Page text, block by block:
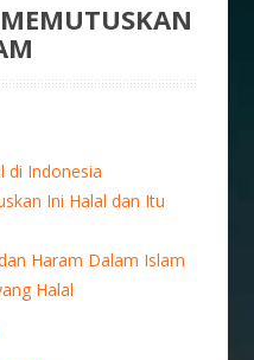
di Indonesia
Ini Halal dan Itu
Haram Dalam Islam
Halal